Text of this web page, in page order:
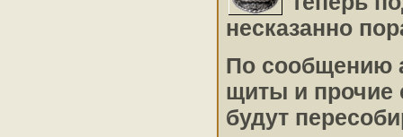
несказанно
По сообщению
щиты и прочие
будут